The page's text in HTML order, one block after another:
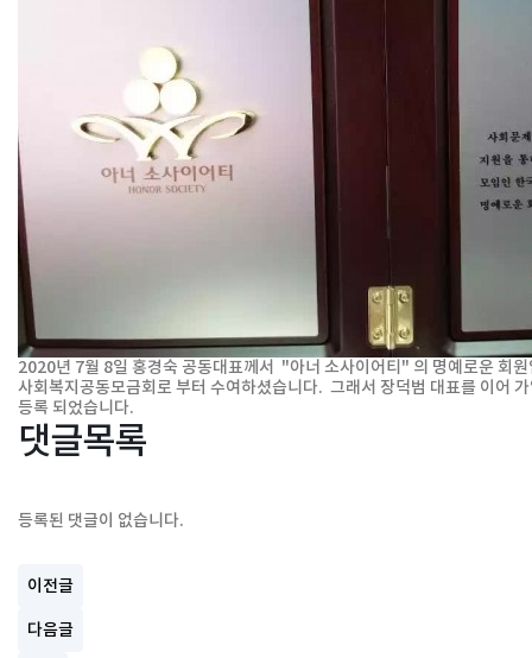
2020년 7월 8일 홍경숙 공동대표께서 "아너 소사이어티" 의 명예로운 회
사회복지공동모금회로 부터 수여하셨습니다. 그래서 장덕범 대표를 이어
등록 되었습니다.
댓글목록
등록된 댓글이 없습니다.
이전글
다음글